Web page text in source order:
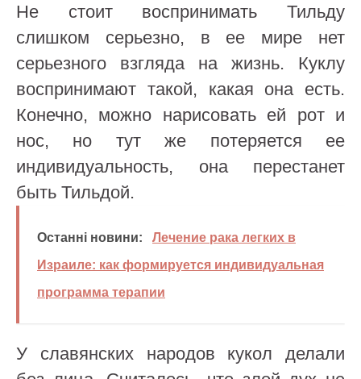
Не стоит воспринимать Тильду
слишком серьезно, в ее мире нет
серьезного взгляда на жизнь. Куклу
воспринимают такой, какая она есть.
Конечно, можно нарисовать ей рот и
нос, но тут же потеряется ее
индивидуальность, она перестанет
быть Тильдой.
Останні новини:
Лечение рака легких в
Израиле: как формируется индивидуальная
программа терапии
У славянских народов кукол делали